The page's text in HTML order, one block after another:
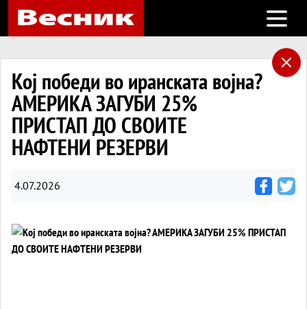
Open
Кој победи во иранската војна?
АМЕРИКА ЗАГУБИ 25%
ПРИСТАП ДО СВОИТЕ
НАФТЕНИ РЕЗЕРВИ
4.07.2026